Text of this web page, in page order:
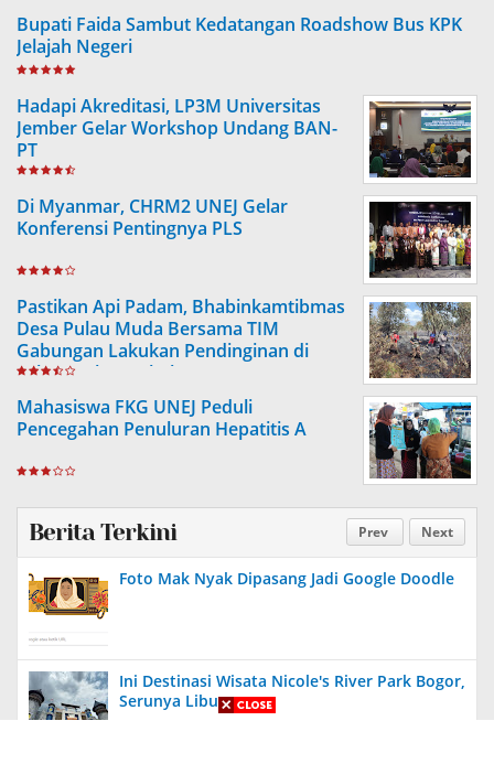
Bupati Faida Sambut Kedatangan Roadshow Bus KPK
Jelajah Negeri
Hadapi Akreditasi, LP3M Universitas
Jember Gelar Workshop Undang BAN-
PT
Di Myanmar, CHRM2 UNEJ Gelar
Konferensi Pentingnya PLS
Pastikan Api Padam, Bhabinkamtibmas
Desa Pulau Muda Bersama TIM
Gabungan Lakukan Pendinginan di
Lahan Bekas Kebakaran
Mahasiswa FKG UNEJ Peduli
Pencegahan Penuluran Hepatitis A
Prev Next
Berita Terkini
Foto Mak Nyak Dipasang Jadi Google Doodle
Ini Destinasi Wisata Nicole's River Park Bogor,
Serunya Liburan